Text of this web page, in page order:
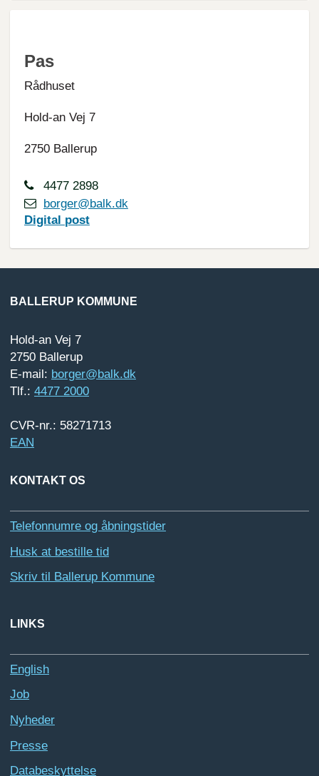
Pas
Rådhuset
Hold-an Vej 7
2750 Ballerup
4477 2898
borger@balk.dk
Digital post
BALLERUP KOMMUNE
Hold-an Vej 7
2750 Ballerup
E-mail: borger@balk.dk
Tlf.: 4477 2000
CVR-nr.: 58271713
EAN
KONTAKT OS
Telefonnumre og åbningstider
Husk at bestille tid
Skriv til Ballerup Kommune
LINKS
English
Job
Nyheder
Presse
Databeskyttelse